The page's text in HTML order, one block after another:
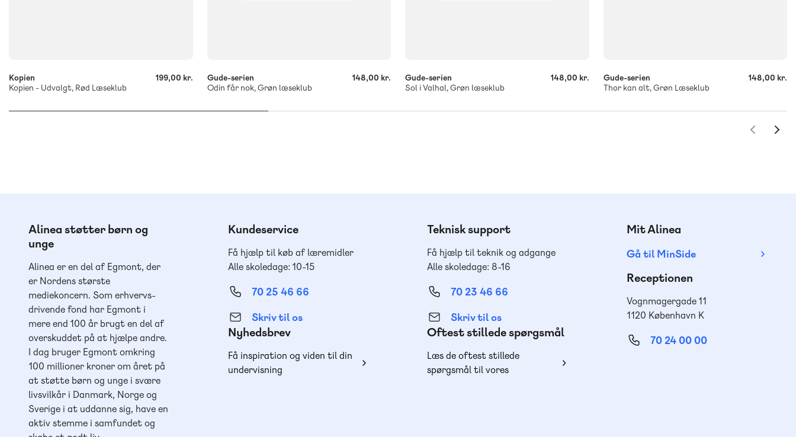
Kopien
Kopien - Udvalgt, Rød Læseklub
199,00 kr.
Gude-serien
Odin får nok, Grøn læseklub
148,00 kr.
Gude-serien
Sol i Valhal, Grøn læseklub
148,00 kr.
Gude-serien
Thor kan alt, Grøn Læseklub
148,00 kr.
Alinea støtter børn og
unge
Alinea er en del af Egmont, der
er Nordens største
mediekoncern. Som erhvervs-
drivende fond har Egmont i
mere end 100 år brugt en del af
overskuddet på at hjælpe andre.
I dag bruger Egmont omkring
100 millioner kroner om året på
at støtte børn og unge i svære
livsvilkår i Danmark, Norge og
Sverige i at uddanne sig, have en
aktiv stemme i samfundet og
Kundeservice
Få hjælp til køb af læremidler
Alle skoledage: 10-15
70 25 46 66
Skriv til os
Nyhedsbrev
Få inspiration og viden til din
undervisning
Teknisk support
Få hjælp til teknik og adgange
Alle skoledage: 8-16
70 23 46 66
Skriv til os
Oftest stillede spørgsmål
Læs de oftest stillede
spørgsmål til vores
Mit Alinea
Gå til MinSide
Receptionen
Vognmagergade 11
1120 København K
70 24 00 00